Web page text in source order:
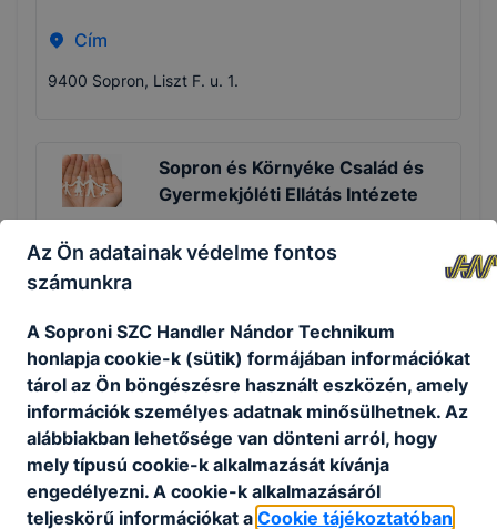
Cím
9400 Sopron, Liszt F. u. 1.
Sopron és Környéke Család és
Gyermekjóléti Ellátás Intézete
Telefon
+3699524361
Weboldal
Cím
9400 Sopron, Vasvári Pál u. 2/a
Soproni Egyetem
Telefon Weboldal
Az Ön adatainak védelme fontos
számunkra
A Soproni SZC Handler Nándor Technikum
honlapja cookie-k (sütik) formájában információkat
tárol az Ön böngészésre használt eszközén, amely
információk személyes adatnak minősülhetnek. Az
alábbiakban lehetősége van dönteni arról, hogy
mely típusú cookie-k alkalmazását kívánja
engedélyezni. A cookie-k alkalmazásáról
teljeskörű információkat a Cookie tájékoztatóban